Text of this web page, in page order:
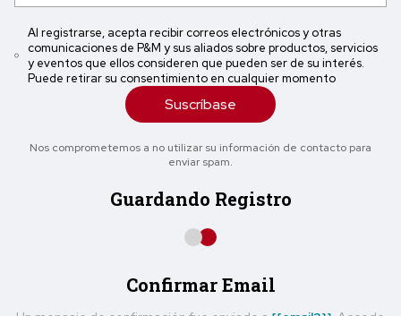
Al registrarse, acepta recibir correos electrónicos y otras
comunicaciones de P&M y sus aliados sobre productos, servicios
y eventos que ellos consideren que pueden ser de su interés.
Puede retirar su consentimiento en cualquier momento
Suscríbase
Nos comprometemos a no utilizar su información de contacto para
enviar spam.
Guardando Registro
Confirmar Email